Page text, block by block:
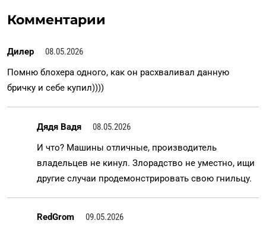
Комментарии
Дилер
08.05.2026
Помню блохера одного, как он расхваливал данную
бричку и себе купил))))
Дядя Вадя
08.05.2026
И что? Машины отличные, производитель
владельцев не кинул. Злорадство не уместно, ищи
другие случаи продемонстрировать свою гнильцу.
RedGrom
09.05.2026